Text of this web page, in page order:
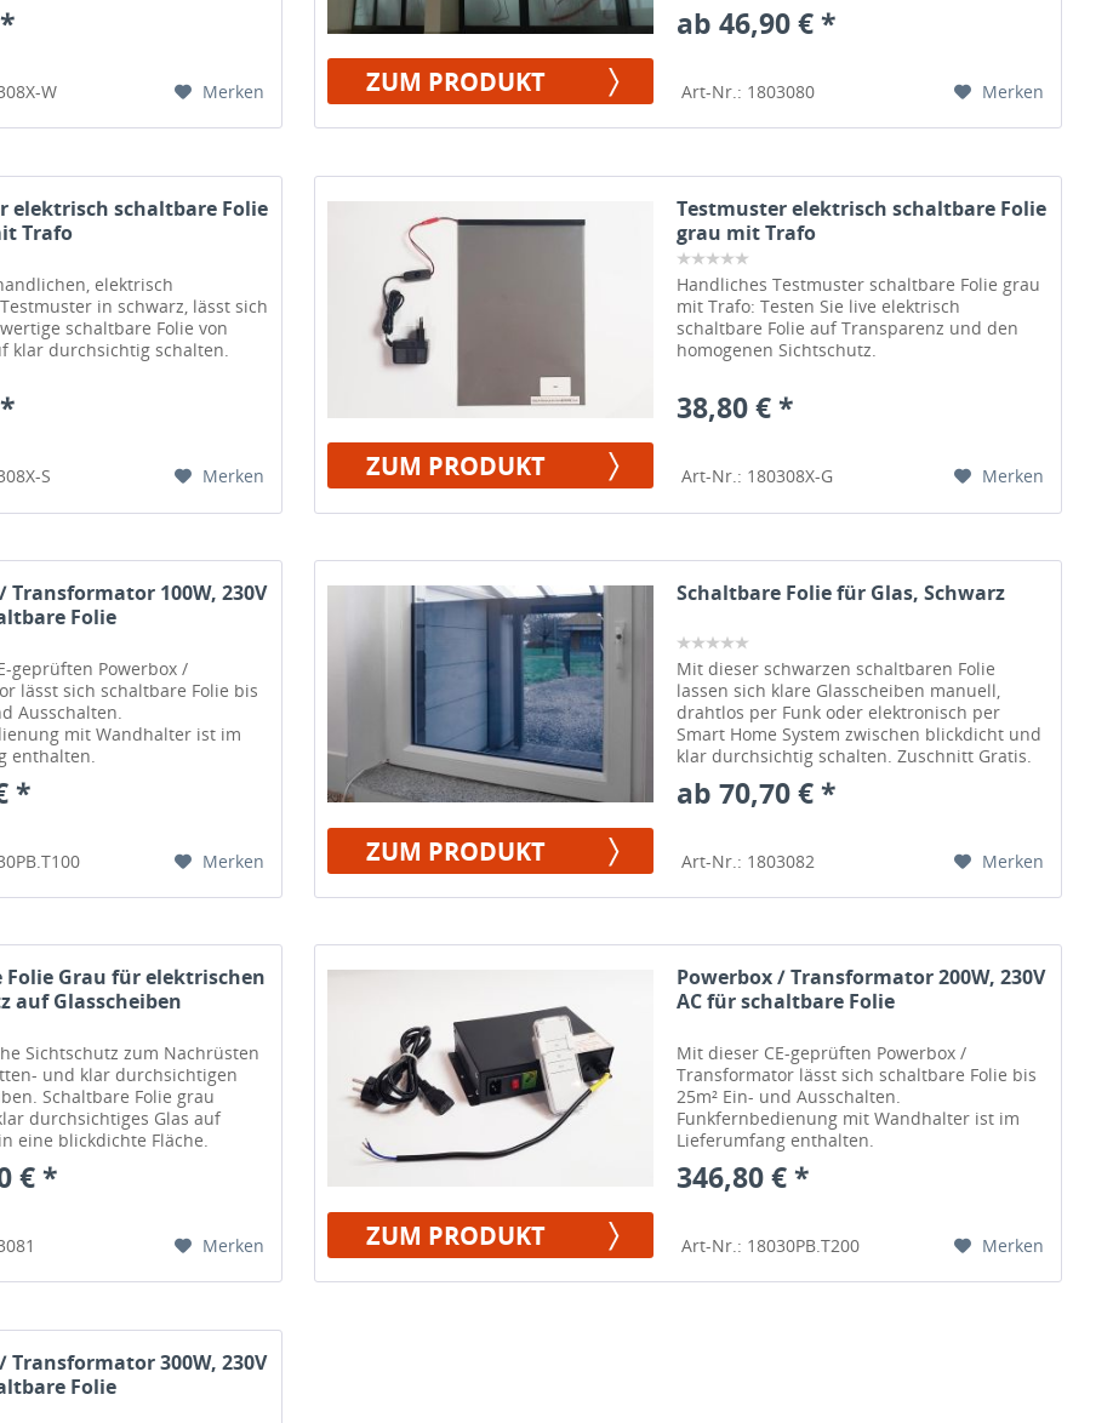
W Merken
ab 46,90 € *
ZUM PRODUKT Art-Nr.: 1803080 Merken
elektrisch schaltbare Folie
Trafo
elektrisch
in schwarz, lässt sich
schaltbare Folie von
klar durchsichtig schalten.
S Merken
Testmuster elektrisch schaltbare Folie
grau mit Trafo
Handliches Testmuster schaltbare Folie grau
mit Trafo: Testen Sie live elektrisch
schaltbare Folie auf Transparenz und den
homogenen Sichtschutz.
38,80 € *
ZUM PRODUKT Art-Nr.: 180308X-G Merken
Transformator 100W, 230V
Folie
geprüften Powerbox /
lässt sich schaltbare Folie bis
Ausschalten.
mit Wandhalter ist im
enthalten.
*
Merken
Schaltbare Folie für Glas, Schwarz
Mit dieser schwarzen schaltbaren Folie
lassen sich klare Glasscheiben manuell,
drahtlos per Funk oder elektronisch per
Smart Home System zwischen blickdicht und
klar durchsichtig schalten. Zuschnitt Gratis.
ab 70,70 € *
ZUM PRODUKT Art-Nr.: 1803082 Merken
Folie Grau für elektrischen
auf Glasscheiben
Sichtschutz zum Nachrüsten
und klar durchsichtigen
Schaltbare Folie grau
durchsichtiges Glas auf
eine blickdichte Fläche.
€ *
Merken
Powerbox / Transformator 200W, 230V
AC für schaltbare Folie
Mit dieser CE-geprüften Powerbox /
Transformator lässt sich schaltbare Folie bis
25m² Ein- und Ausschalten.
Funkfernbedienung mit Wandhalter ist im
Lieferumfang enthalten.
346,80 € *
ZUM PRODUKT Art-Nr.: 18030PB.T200 Merken
Transformator 300W, 230V
Folie